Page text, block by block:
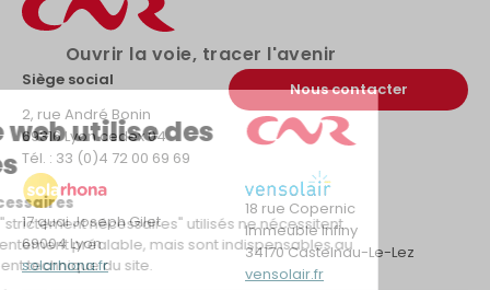
Ouvrir la voie, tracer l'avenir
Siège social
2, rue André Bonin
69316 Lyon cedex 04
Tél. : 33 (0)4 72 00 69 69
Nous contacter
17 quai Joseph Gilet
69004 Lyon
solarhona.fr
18 rue Copernic
Immeuble Infiny
34170 Castelnau-Le-Lez
vensolair.fr